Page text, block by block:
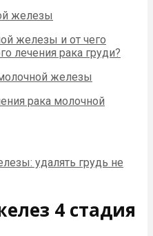
4 стадия